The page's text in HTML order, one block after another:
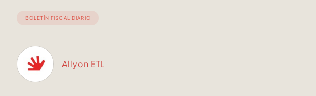
BOLETÍN FISCAL DIARIO
Allyon ETL